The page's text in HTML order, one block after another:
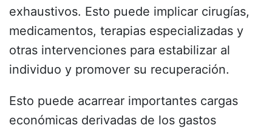
exhaustivos. Esto puede implicar cirugías,
medicamentos, terapias especializadas y
otras intervenciones para estabilizar al
individuo y promover su recuperación.
Esto puede acarrear importantes cargas
económicas derivadas de los gastos